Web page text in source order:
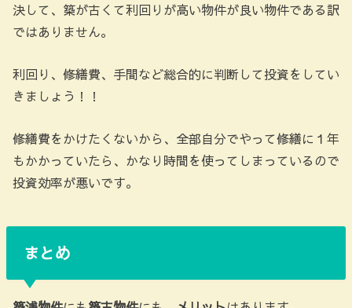
決して、築が古くて利回りが高い物件が良い物件である訳
ではありません。
利回り、修繕費、手間など総合的に判断して投資をしてい
きましょう！！
修繕費をかけたくないから、全部自分でやって修繕に１年
もかかっていたら、かなり時間を使ってしまっているので
投資効率が悪いです。
まとめ